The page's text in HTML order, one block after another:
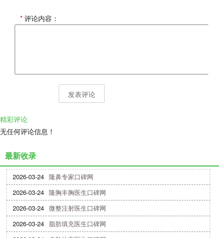
* 评论内容：
精彩评论
无任何评论信息！
最新收录
2026-03-24 隆鼻专家口碑网
2026-03-24 隆胸丰胸医生口碑网
2026-03-24 微整注射医生口碑网
2026-03-24 脂肪填充医生口碑网